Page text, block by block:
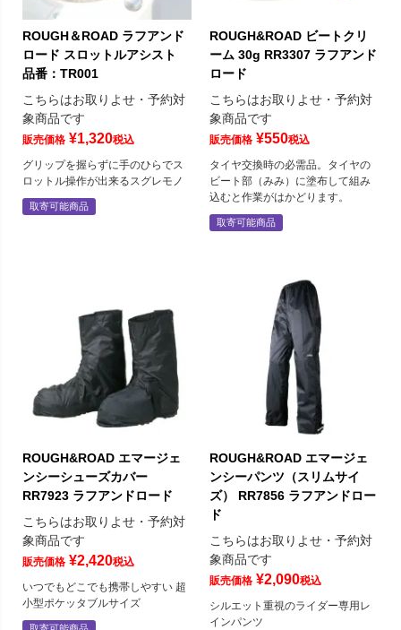
ROUGH＆ROAD ラフアンド
ロード スロットルアシスト
品番：TR001
こちらはお取りよせ・予約対
象商品です
販売価格 ¥1,320税込
グリップを握らずに手のひらでス
ロットル操作が出来るスグレモノ
取寄可能商品
ROUGH&ROAD ビートクリ
ーム 30g RR3307 ラフアンド
ロード
こちらはお取りよせ・予約対
象商品です
販売価格 ¥550税込
タイヤ交換時の必需品。タイヤの
ビート部（みみ）に塗布して組み
込むと作業がはかどります。
取寄可能商品
ROUGH&ROAD エマージェ
ンシーシューズカバー
RR7923 ラフアンドロード
こちらはお取りよせ・予約対
象商品です
販売価格 ¥2,420税込
いつでもどこでも携帯しやすい 超
小型ポケッタブルサイズ
ROUGH&ROAD エマージェ
ンシーパンツ（スリムサイ
ズ） RR7856 ラフアンドロー
ド
こちらはお取りよせ・予約対
象商品です
販売価格 ¥2,090税込
シルエット重視のライダー専用レ
インパンツ